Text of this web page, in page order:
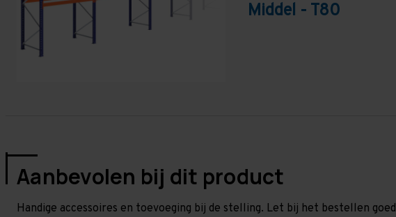
Middel - T80
Aanbevolen bij dit product
Handige accessoires en toevoeging bij de stelling. Let bij het bestellen